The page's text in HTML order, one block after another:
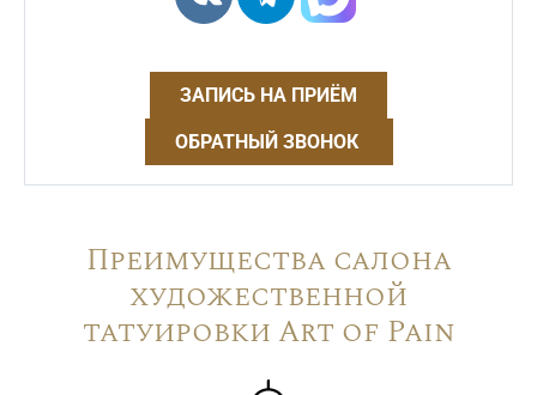
ЗАПИСЬ НА ПРИЁМ
ОБРАТНЫЙ ЗВОНОК
Преимущества салона
художественной
татуировки Art of Pain